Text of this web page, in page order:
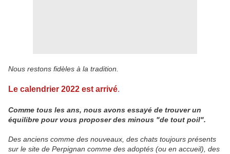
Nous restons fidèles à la tradition.
Le calendrier 2022 est arrivé.
Comme tous les ans, nous avons essayé de trouver un
équilibre pour vous proposer des minous "de tout poil".
Des anciens comme des nouveaux, des chats toujours présents
sur le site de Perpignan comme des adoptés (ou en accueil), des